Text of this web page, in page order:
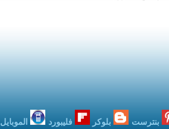
بنترست بلوكر فليبورد الموبايل